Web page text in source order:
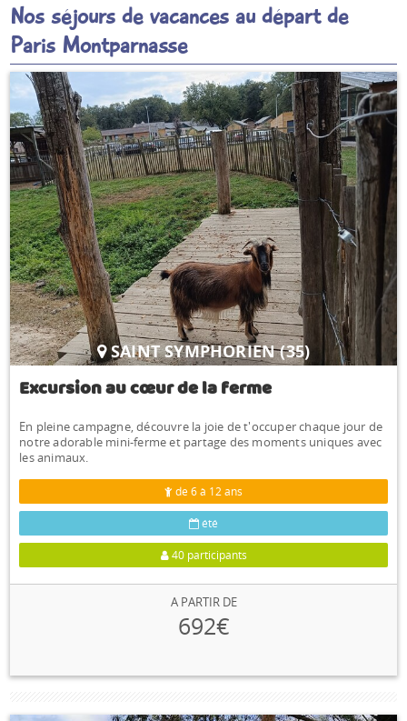
Nos séjours de vacances au départ de
Paris Montparnasse
SAINT SYMPHORIEN (35)
Excursion au cœur de la ferme
En pleine campagne, découvre la joie de t'occuper chaque jour de
notre adorable mini-ferme et partage des moments uniques avec
les animaux.
de 6 à 12 ans
été
40 participants
A PARTIR DE
692€